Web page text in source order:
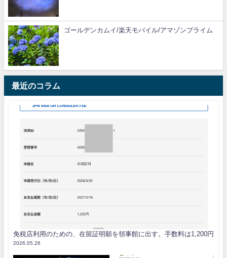
ゴールデンカムイ/楽天モバイル/アマゾンプライム
最近のコラム
免税店利用のための、在留証明願を領事館に出す。手数料は1,200円
2026.05.26